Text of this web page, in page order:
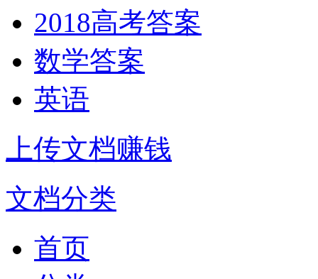
2018高考答案
数学答案
英语
上传文档赚钱
文档分类
首页